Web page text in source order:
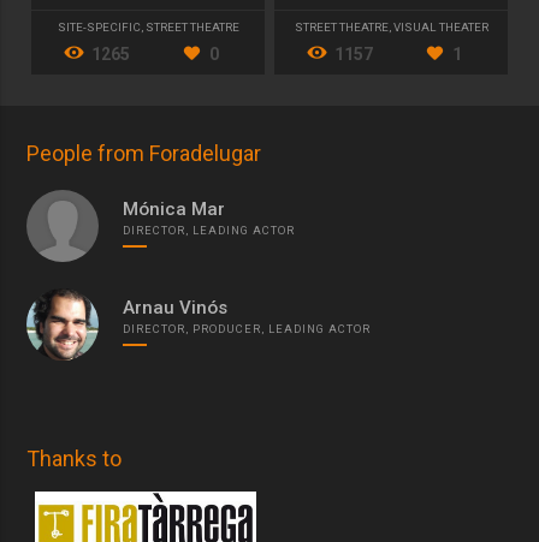
SITE-SPECIFIC STREET THEATRE
1265 0
STREET THEATRE, VISUAL THEATER
1157 1
People from Foradelugar
Mónica Mar
DIRECTOR, LEADING ACTOR
Arnau Vinós
DIRECTOR, PRODUCER, LEADING ACTOR
Thanks to